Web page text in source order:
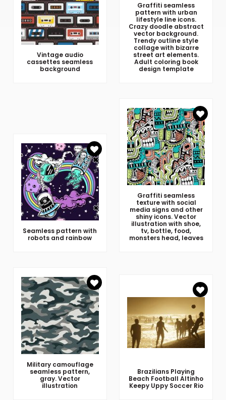
Vintage audio
cassettes seamless
background
Graffiti seamless
pattern with urban
lifestyle line icons.
Crazy doodle abstract
vector background.
Trendy outline style
collage with bizarre
street art elements.
Adult coloring book
design template
Seamless pattern with
robots and rainbow
Graffiti seamless
texture with social
media signs and other
shiny icons. Vector
illustration with shoe,
tv, bottle, food,
monsters head, leaves
Military camouflage
seamless pattern,
gray. Vector
illustration
Brazilians Playing
Beach Football Altinho
Keepy Uppy Soccer Rio